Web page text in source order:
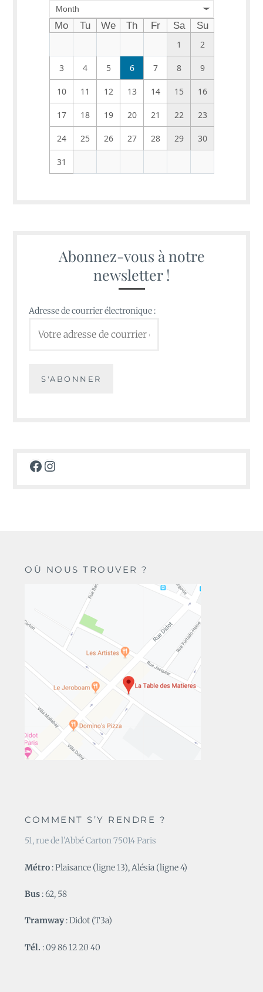
Month
Mo Tu We Th Fr Sa
Su
1
2
3 4 5 6 7 8 9
10 11 12 13 14 15 16
17 18 19 20 21 22 23
24 25 26 27 28 29 30
31
Abonnez-vous à notre
newsletter !
Adresse de courrier électronique :
Facebook
Instagram
OÙ NOUS TROUVER ?
COMMENT S’Y RENDRE ?
51, rue de l’Abbé Carton 75014 Paris
Métro : Plaisance (ligne 13), Alésia (ligne 4)
Bus : 62, 58
Tramway: Didot (T3a)
Tél. : 09 86 12 20 40